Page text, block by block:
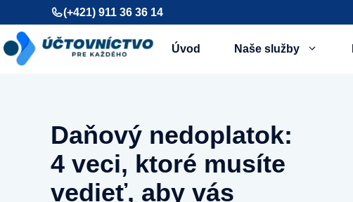
Preskočiť
na
obsah
(+421) 911 36 36 14
Úvod Naše služby
Daňový nedoplatok:
4 veci, ktoré musíte
vedieť, aby vás